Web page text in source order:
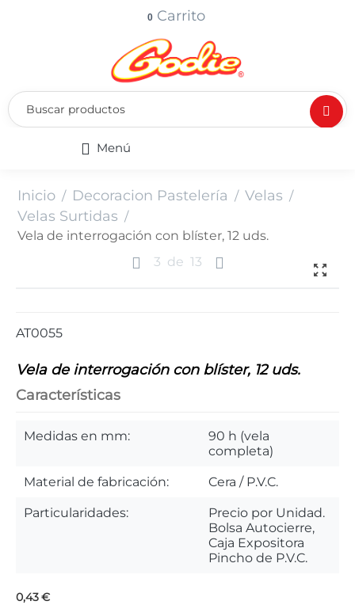
0 Carrito
Menú
Inicio / Decoracion Pastelería / Velas /
Velas Surtidas /
Vela de interrogación con blíster, 12 uds.
3 de 13
AT0055
Vela de interrogación con blíster, 12 uds.
Características
Medidas en mm:
90 h (vela
completa)
Material de fabricación: Cera / P.V.C.
Particularidades:
Precio por Unidad.
Bolsa Autocierre,
Caja Expositora
Pincho de P.V.C.
0,43€